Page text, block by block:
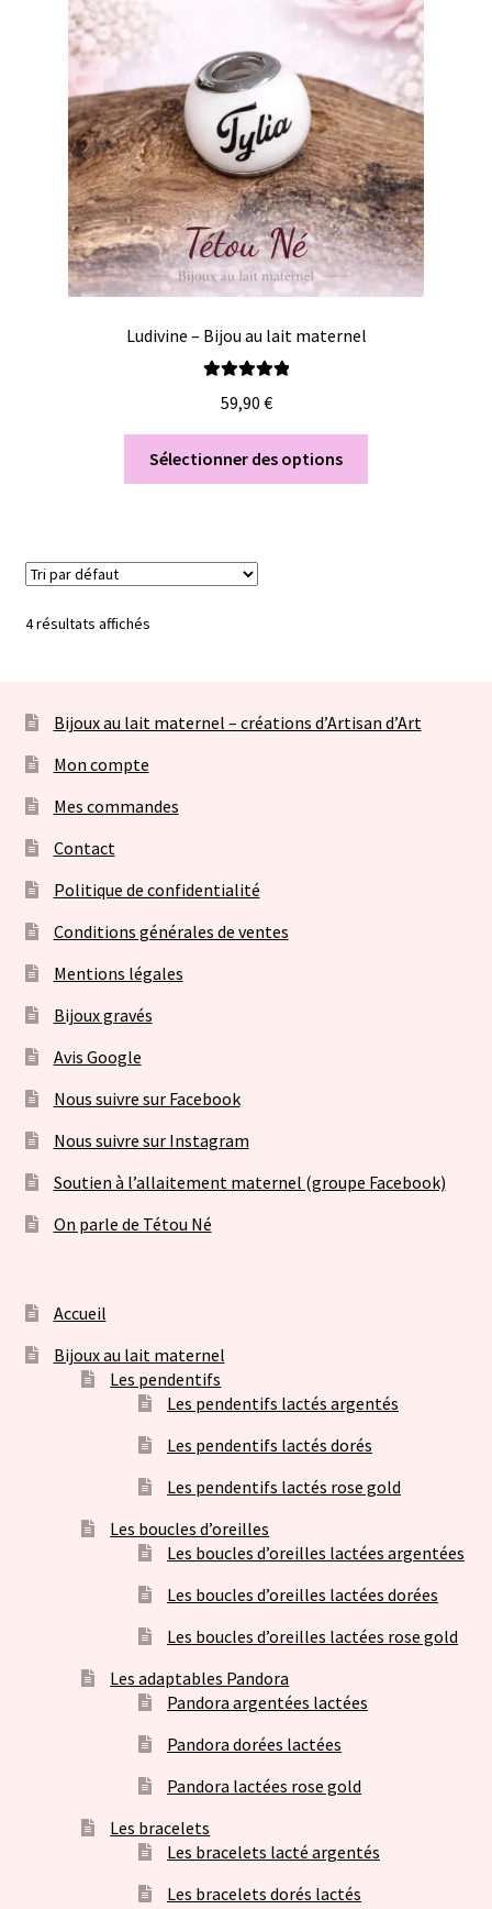
Ludivine – Bijou au lait maternel
59,90 €
Sélectionner des options
4 résultats affichés
Bijoux au lait maternel – créations d’Artisan d’Art
Mon compte
Mes commandes
Contact
Politique de confidentialité
Conditions générales de ventes
Mentions légales
Bijoux gravés
Avis Google
Nous suivre sur Facebook
Nous suivre sur Instagram
Soutien à l’allaitement maternel (groupe Facebook)
On parle de Tétou Né
Accueil
Bijoux au lait maternel
Les pendentifs
Les pendentifs lactés argentés
Les pendentifs lactés dorés
Les pendentifs lactés rose gold
Les boucles d’oreilles
Les boucles d’oreilles lactées argentées
Les boucles d’oreilles lactées dorées
Les boucles d’oreilles lactées rose gold
Les adaptables Pandora
Pandora argentées lactées
Pandora dorées lactées
Pandora lactées rose gold
Les bracelets
Les bracelets lacté argentés
Les bracelets dorés lactés